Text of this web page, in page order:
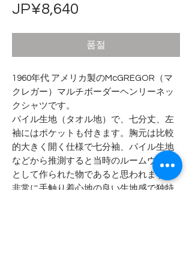
JP¥8,640
품절
1960年代 アメリカ製のMcGREGOR（マ
クレガー）マルチボーダーヘンリーネッ
クシャツです。
パイル生地（タオル地）で、七分丈、左
袖にはポケットも付きます。胸元は比較
的大きく開く仕様で七分袖、パイル生地
などから推測すると当時のルームウェア
として作られた物であると思われます。
非常に手触り着心地の良い生地感で独特